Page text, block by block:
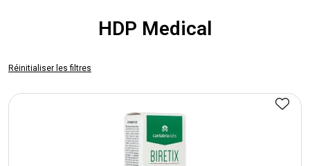
HDP Medical
Réinitialiser les filtres